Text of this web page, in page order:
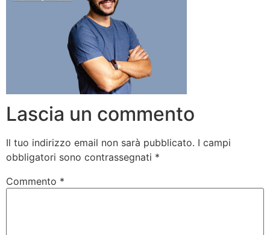
Lascia un commento
Il tuo indirizzo email non sarà pubblicato. I campi
obbligatori sono contrassegnati *
Commento *